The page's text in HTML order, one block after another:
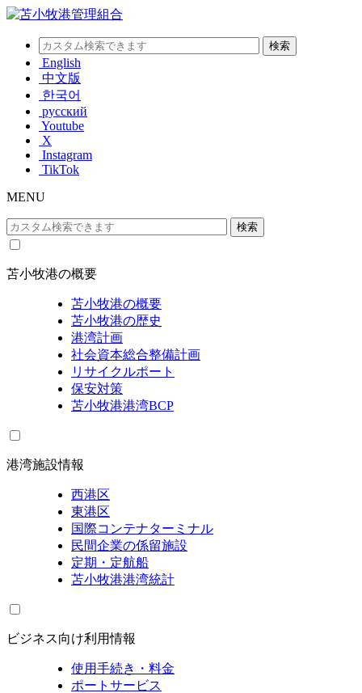
English
中文版
한국어
русский
Youtube
X
Instagram
TikTok
MENU
苫小牧港の概要
苫小牧港の概要
苫小牧港の歴史
港湾計画
社会資本総合整備計画
リサイクルポート
保安対策
苫小牧港港湾BCP
港湾施設情報
西港区
東港区
国際コンテナターミナル
民間企業の係留施設
定期・定航船
苫小牧港港湾統計
ビジネス向け利用情報
使用手続き・料金
ポートサービス